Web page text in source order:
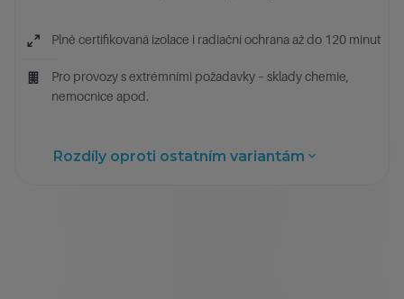
Plně certifikovaná izolace i radiační ochrana až do 120 minut
Pro provozy s extrémními požadavky – sklady chemie,
nemocnice apod.
Rozdíly oproti ostatním variantám